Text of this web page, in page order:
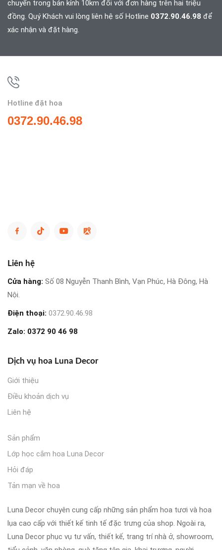
chuyển trong bán kính 10km đối với đơn hàng trên hai triệu
đồng. Quý Khách vui lòng liên hệ số Hotline 0372.90.46.98 để
xác nhận và đặt hàng.
Hotline đặt hoa
0372.90.46.98
Liên hệ
Cửa hàng: Số 08 Nguyễn Thanh Bình, Vạn Phúc, Hà Đông, Hà
Nội.
Điện thoại: 0372.90.46.98
Zalo: 0372 90 46 98
Dịch vụ hoa Luna Decor
Giới thiệu
Điều khoản dịch vụ
Liên hệ
Sản phẩm
Lớp học cắm hoa Luna Decor
Hỏi đáp
Tản mạn về hoa
Luna Decor chuyên cung cấp những sản phẩm hoa tươi và hoa
lụa cao cấp với thiết kế tinh tế đặc trưng của shop. Ngoài ra,
Luna Decor phục vụ tư vấn, thiết kế, trang trí nhà ở, showroom,